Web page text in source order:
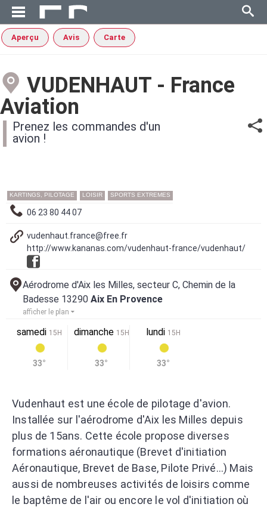
Aperçu Avis Carte
VUDENHAUT - France
Aviation
Prenez les commandes d'un
avion !
KARTINGS, PILOTAGE LOISIR SPORTS EXTREMES
06 23 80 44 07
vudenhaut.france@free.fr
http://www.kananas.com/vudenhaut-france/vudenhaut/
Aérodrome d'Aix les Milles, secteur C, Chemin de la
Badesse 13290 Aix En Provence
afficher le plan
samedi 15H
33°
dimanche 15H
33°
lundi 15H
33°
Vudenhaut est une école de pilotage d'avion.
Installée sur l'aérodrome d'Aix les Milles depuis
plus de 15ans. Cette école propose diverses
formations aéronautique (Brevet d'initiation
Aéronautique, Brevet de Base, Pilote Privé...) Mais
aussi de nombreuses activités de loisirs comme
le baptême de l'air ou encore le vol d'initiation où